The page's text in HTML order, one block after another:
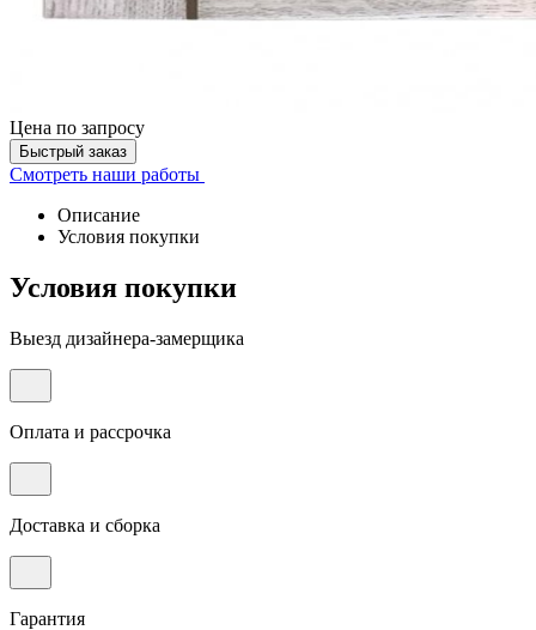
Цена по запросу
Быстрый заказ
Смотреть наши работы
Описание
Условия покупки
Условия покупки
Выезд дизайнера-замерщика
Оплата и рассрочка
Доставка и сборка
Гарантия